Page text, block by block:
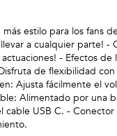
estilo para los fans
a cualquier parte! -
- Efectos de
de flexibilidad
Ajusta fácilmente el
Alimentado por una
USB C. -